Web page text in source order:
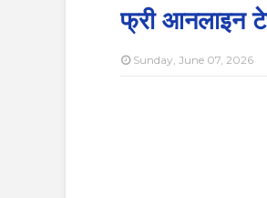
फ्री आनलाइन
Sunday, June 07, 2026